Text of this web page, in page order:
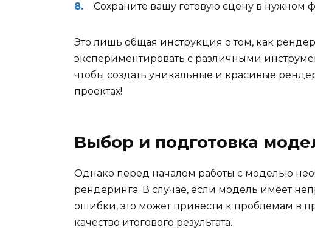
Сохраните вашу готовую сцену в нужном
Это лишь общая инструкция о том, как
экспериментировать с различными
чтобы создать уникальные и красивые
проектах!
Выбор и подготовка
Однако перед началом работы с моделью
рендеринга. В случае, если модель имеет
ошибки, это может привести к проблемам в
качество итогового результата.